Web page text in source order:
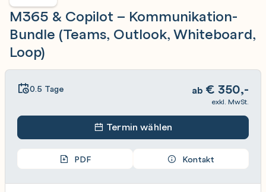
M365 & Copilot – Kommunikation-
Bundle (Teams, Outlook, Whiteboard,
Loop)
0.5 Tage ab € 350,-
exkl. MwSt.
Termin wählen
PDF Kontakt